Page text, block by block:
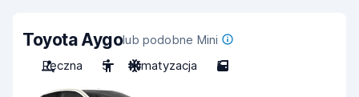
Toyota Aygolub podobne Mini
Ręczna
5 Klimatyzacja 5